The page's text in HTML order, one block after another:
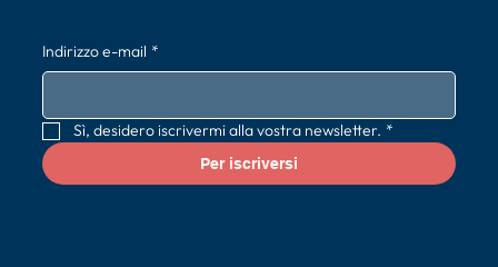
Indirizzo e-mail *
Sì, desidero iscrivermi alla vostra newsletter. *
Per iscriversi